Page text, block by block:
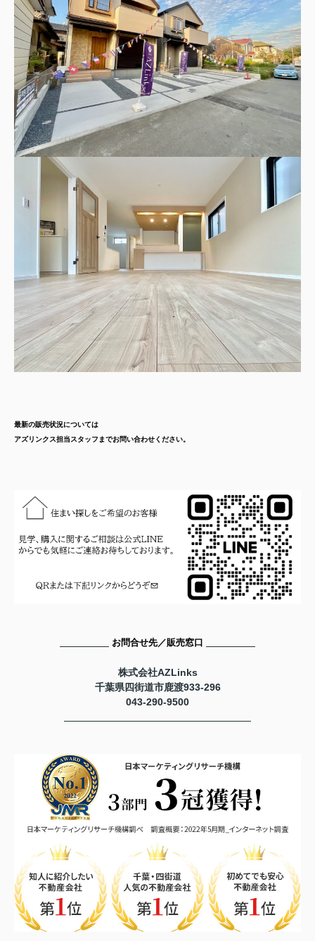
最新の販売状況については
アズリンクス担当スタッフまでお問い合わせください。
お問合せ先／販売窓口
株式会社AZLinks
千葉県四街道市鹿渡933-296
043-290-9500